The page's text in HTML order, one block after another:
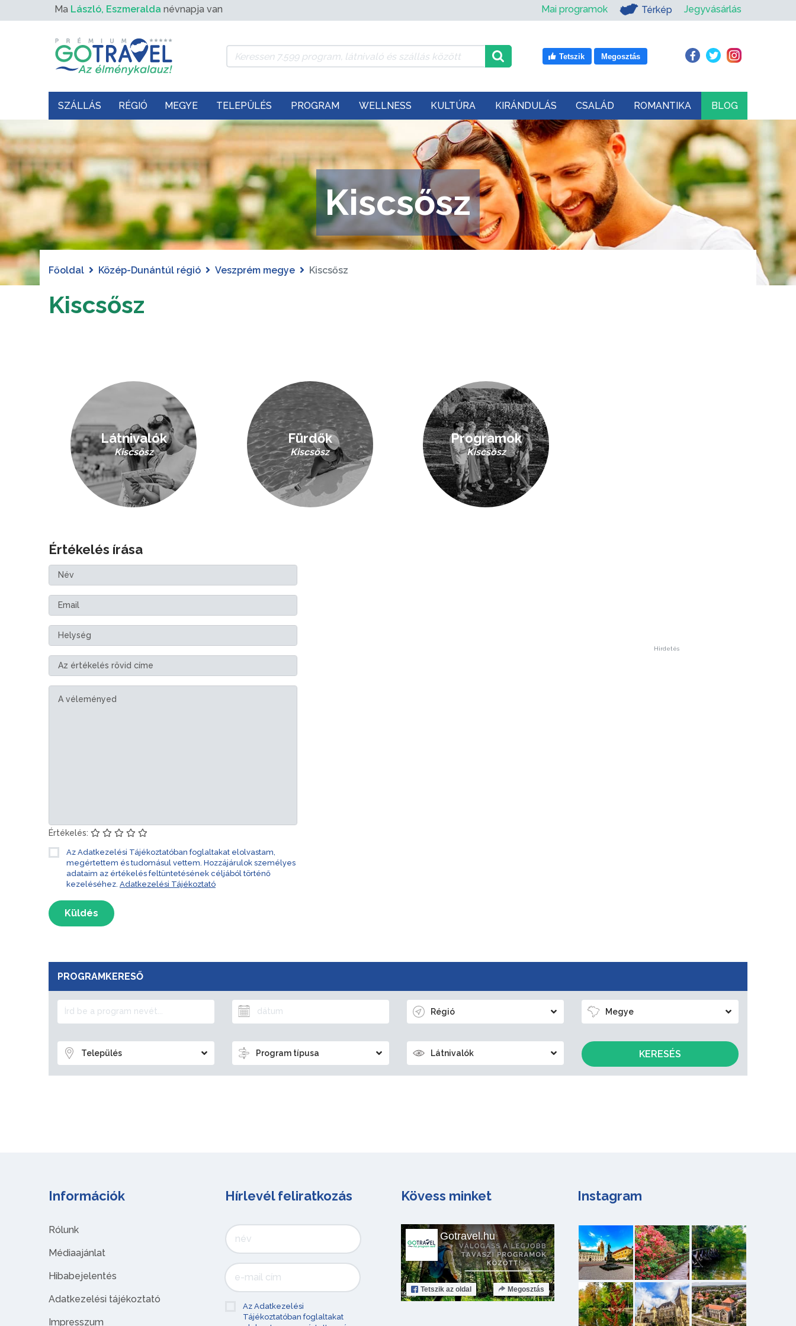
Ma László, Eszmeralda névnapja van Mai programok Térkép Jegyvásárlás
Tetszik Megosztás
SZÁLLÁS RÉGIÓ MEGYE TELEPÜLÉS PROGRAM WELLNESS KULTÚRA KIRÁNDULÁS CSALÁD ROMANTIKA BLOG
Kiscsősz
Főoldal Közép-Dunántúl régió Veszprém megye Kiscsősz
Kiscsősz
Látnivalók
Kiscsősz
Fürdők
Kiscsősz
Programok
Kiscsősz
Értékelés írása
Értékelés:
Az Adatkezelési Tájékoztatóban foglaltakat elolvastam,
megértettem és tudomásul vettem. Hozzájárulok személyes
adataim az értékelés feltüntetésének céljából történő
kezeléséhez. Adatkezelési Tájékoztató
Küldés
Hirdetés
PROGRAMKERESŐ
Régió Megye
Település Program típusa Látnivalók KERESÉS
Információk
Rólunk
Médiaajánlat
Hibabejelentés
Adatkezelési tájékoztató
Impresszum
Hírlevél feliratkozás
Az Adatkezelési
Tájékoztatóban foglaltakat
Kövess minket
Gotravel.hu
Tetszik az oldal Megosztás
Instagram